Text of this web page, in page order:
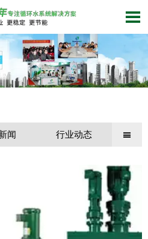

闻 行业动态 